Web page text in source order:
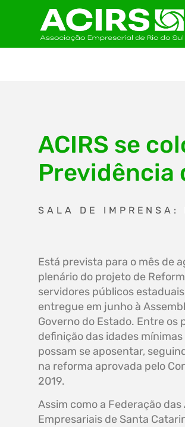
ACIRS se
Previdência
SALA DE
Está prevista para o mês de
plenário do projeto de
servidores públicos
entregue em junho à
Governo do Estado. Entre os
definição das idades
possam se aposentar,
na reforma aprovada pelo
2019.
Assim como a Federação das
Empresariais de Santa